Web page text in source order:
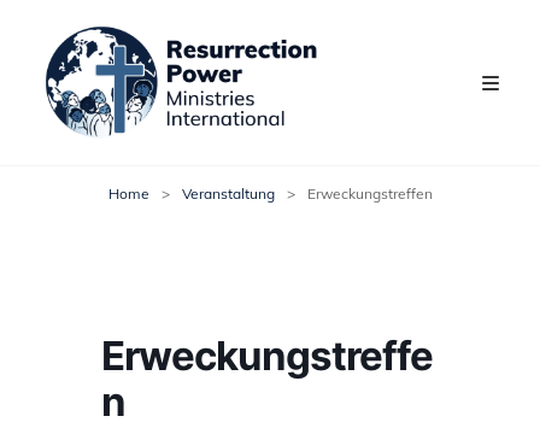
Home > Veranstaltung > Erweckungstreffen
Erweckungstreffe
n